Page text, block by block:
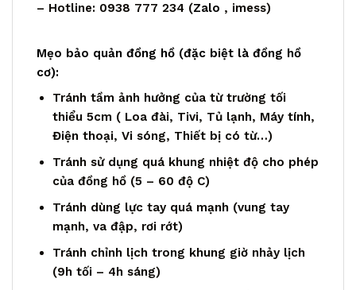
– Hotline: 0938 777 234 (Zalo , imess)
Mẹo bảo quản đồng hồ (đặc biệt là đồng hồ
cơ):
Tránh tầm ảnh hưởng của từ trường tối
thiểu 5cm ( Loa đài, Tivi, Tủ lạnh, Máy tính,
Điện thoại, Vi sóng, Thiết bị có từ…)
Tránh sử dụng quá khung nhiệt độ cho phép
của đồng hồ (5 – 60 độ C)
Tránh dùng lực tay quá mạnh (vung tay
mạnh, va đập, rơi rớt)
Tránh chỉnh lịch trong khung giờ nhảy lịch
(9h tối – 4h sáng)